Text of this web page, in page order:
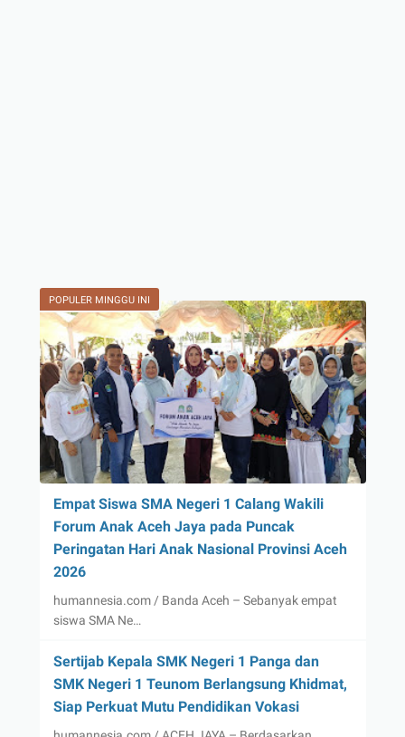
POPULER MINGGU INI
Empat Siswa SMA Negeri 1 Calang Wakili
Forum Anak Aceh Jaya pada Puncak
Peringatan Hari Anak Nasional Provinsi Aceh
2026
humannesia.com / Banda Aceh – Sebanyak empat
siswa SMA Ne…
Sertijab Kepala SMK Negeri 1 Panga dan
SMK Negeri 1 Teunom Berlangsung Khidmat,
Siap Perkuat Mutu Pendidikan Vokasi